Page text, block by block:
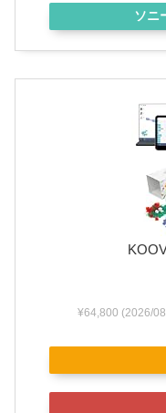
ソニ
¥64,800 (2026/